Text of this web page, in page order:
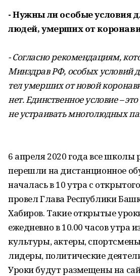
- Нужны ли особые условия
людей, умерших от
- Согласно рекомендациям,
Минздрав РФ, особых условий
тел умерших от новой
нет. Единственное условие –
не устраивать многолюдных
6 апреля 2020 года все школы
перешли на дистанционное
началась в 10 утра с
провел Глава Республики
Хабиров. Такие открытые
ежедневно в 10.00 часов утра
культуры, актеры,
лидеры, политические
Уроки будут размещены на